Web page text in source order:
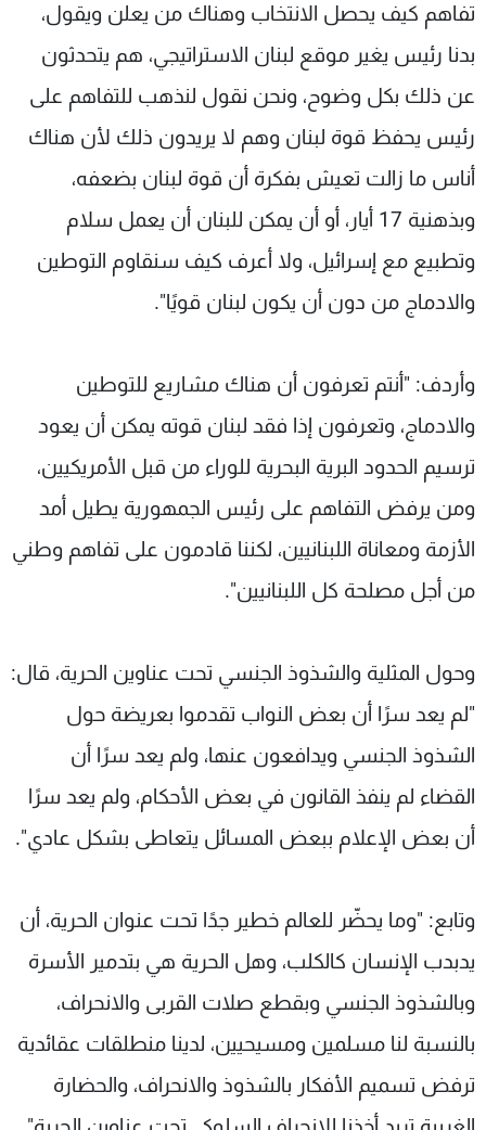
تفاهم كيف يحصل الانتخاب وهناك من يعلن ويقول،
بدنا رئيس يغير موقع لبنان الاستراتيجي، هم يتحدثون
عن ذلك بكل وضوح، ونحن نقول لنذهب للتفاهم على
رئيس يحفظ قوة لبنان وهم لا يريدون ذلك لأن هناك
أناس ما زالت تعيش بفكرة أن قوة لبنان بضعفه،
وبذهنية 17 أيار، أو أن يمكن للبنان أن يعمل سلام
وتطبيع مع إسرائيل، ولا أعرف كيف سنقاوم التوطين
والادماج من دون أن يكون لبنان قويًا".
وأردف: "أنتم تعرفون أن هناك مشاريع للتوطين
والادماج، وتعرفون إذا فقد لبنان قوته يمكن أن يعود
ترسيم الحدود البرية البحرية للوراء من قبل الأمريكيين،
ومن يرفض التفاهم على رئيس الجمهورية يطيل أمد
الأزمة ومعاناة اللبنانيين، لكننا قادمون على تفاهم وطني
من أجل مصلحة كل اللبنانيين".
وحول المثلية والشذوذ الجنسي تحت عناوين الحرية، قال:
"لم يعد سرًا أن بعض النواب تقدموا بعريضة حول
الشذوذ الجنسي ويدافعون عنها، ولم يعد سرًا أن
القضاء لم ينفذ القانون في بعض الأحكام، ولم يعد سرًا
أن بعض الإعلام ببعض المسائل يتعاطى بشكل عادي".
وتابع: "وما يحضّر للعالم خطير جدًا تحت عنوان الحرية، أن
يدبدب الإنسان كالكلب، وهل الحرية هي بتدمير الأسرة
وبالشذوذ الجنسي وبقطع صلات القربى والانحراف،
بالنسبة لنا مسلمين ومسيحيين، لدينا منطلقات عقائدية
ترفض تسميم الأفكار بالشذوذ والانحراف، والحضارة